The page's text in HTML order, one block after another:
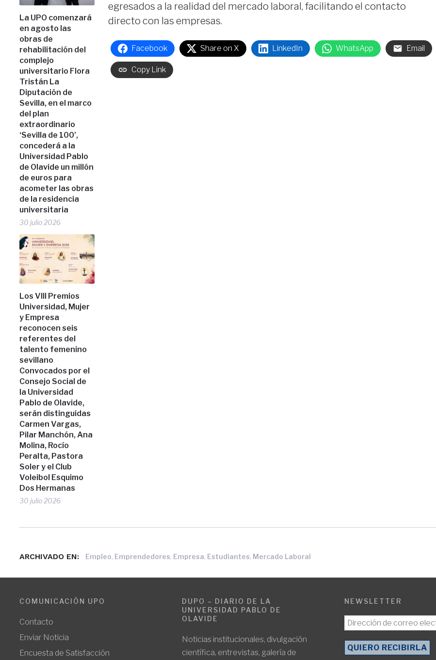
La UPO comenzará
en agosto las
obras de
rehabilitación del
complejo
universitario Flora
Tristán La
Diputación de
Sevilla, en el marco
del plan
extraordinario
‘Sevilla de 100’,
concederá a la
Universidad Pablo
de Olavide un millón
de euros para
acometer las obras
de la residencia
universitaria
30 julio 2026
Los VIII Premios
Universidad, Mujer
y Empresa
reconocen seis
referentes del
talento femenino
sevillano
Convocados por el
Consejo Social de
la Universidad
Pablo de Olavide,
serán distinguidas
Carmen Vargas,
Pilar Manchón, Ana
Molina, Rocío
Peralta, Pastora
Soler y el Club
Voleibol Esquimo
Dos Hermanas
30 julio 2026
egresados a la realidad del mercado laboral, facilitando el contacto
directo con las empresas.
Facebook Share on X LinkedIn WhatsApp Email
Copy Link
ARCHIVADO EN: Empleo, Emprendedores, Empresa, Estudiantes, Mercado Laboral
COMUNICACIÓN UPO
Contacto
Enviar Noticia
Encuesta de Satisfacción
DUPO – DIARIO DE LA
UNIVERSIDAD PABLO DE
OLAVIDE
Noticias institucionales, divulgación
científica, entrevistas, galería de
NEWSLETTER